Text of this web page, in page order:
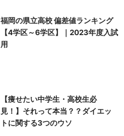
福岡の県立高校 偏差値ランキング
【4学区～6学区】｜2023年度入試
用
【痩せたい中学生・高校生必
見！】それって本当？？ダイエッ
トに関する3つのウソ